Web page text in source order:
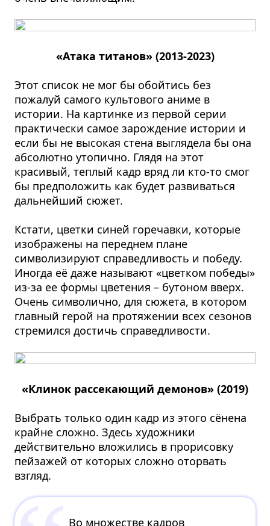
«Атака титанов» (2013-2023)
Этот список не мог бы обойтись без
пожалуй самого культового аниме в
истории. На картинке из первой серии
практически самое зарождение истории и
если бы не высокая стена выглядела бы она
абсолютно утопично. Глядя на этот
красивый, теплый кадр вряд ли кто-то смог
бы предположить как будет развиваться
дальнейший сюжет.
Кстати, цветки синей горечавки, которые
изображены на переднем плане
символизируют справедливость и победу.
Иногда её даже называют «цветком победы»
из-за ее формы цветения – бутоном вверх.
Очень символично, для сюжета, в котором
главный герой на протяжении всех сезонов
стремился достичь справедливости.
«Клинок рассекающий демонов» (2019)
Выбрать только один кадр из этого сёнена
крайне сложно. Здесь художники
действительно вложились в прорисовку
пейзажей от которых сложно оторвать
взгляд.
Во множестве кадров